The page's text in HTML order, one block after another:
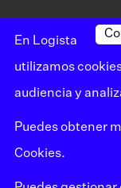
©logista
En Logista
utilizamos
audiencia y
Puedes obtener
Cookies.